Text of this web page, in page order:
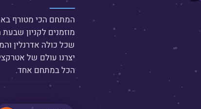
המתחם הכי מטורף
מוזמנים לקניון
שכל כולה אדרנלין
יצרנו עולם של
הכל במתחם אחד.